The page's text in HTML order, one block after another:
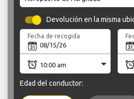
Devolución en la misma
Fecha de recogida
Edad del conductor: